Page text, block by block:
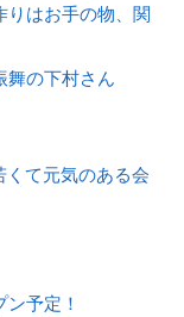
りはお手の物、関
舞の下村さん
て元気のある会
予定！